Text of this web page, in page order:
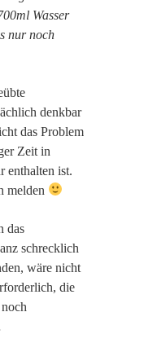
Wasser
nur noch
denkbar
das Problem
Zeit in
enthalten ist.
melden
das
schrecklich
wäre nicht
die